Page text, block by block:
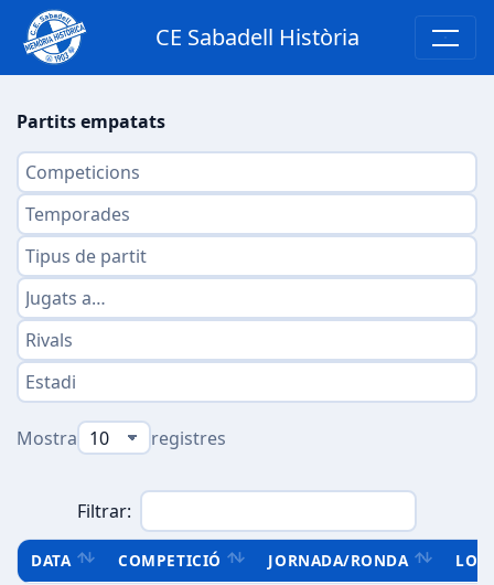
CE Sabadell Història
Partits empatats
Mostra registres
Filtrar:
DATA COMPETICIÓ JORNADA/RONDA